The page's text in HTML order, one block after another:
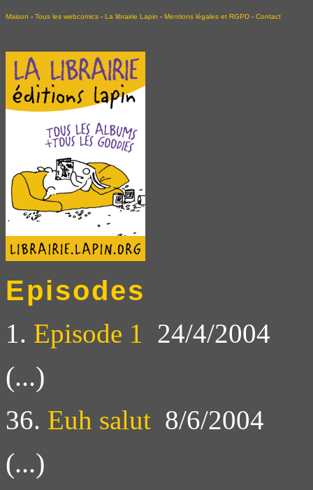
Maison - Tous les webcomics - La librairie Lapin - Mentions légales et RGPD - Contact
Episodes
1. Episode 1 24/4/2004
(...)
36. Euh salut 8/6/2004
(...)